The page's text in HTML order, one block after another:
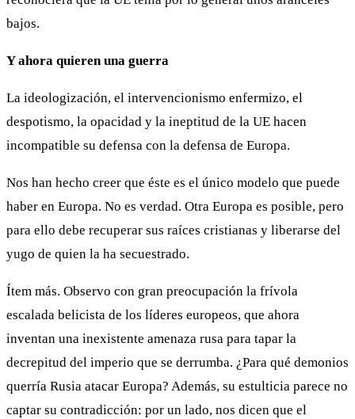
bajos.
Y ahora quieren una guerra
La ideologización, el intervencionismo enfermizo, el
despotismo, la opacidad y la ineptitud de la UE hacen
incompatible su defensa con la defensa de Europa.
Nos han hecho creer que éste es el único modelo que puede
haber en Europa. No es verdad. Otra Europa es posible, pero
para ello debe recuperar sus raíces cristianas y liberarse del
yugo de quien la ha secuestrado.
Ítem más. Observo con gran preocupación la frívola
escalada belicista de los líderes europeos, que ahora
inventan una inexistente amenaza rusa para tapar la
decrepitud del imperio que se derrumba. ¿Para qué demonios
querría Rusia atacar Europa? Además, su estulticia parece no
captar su contradicción: por un lado, nos dicen que el